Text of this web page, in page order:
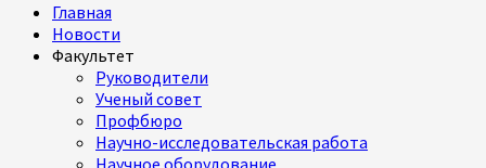
Главная
Новости
Факультет
Руководители
Ученый совет
Профбюро
Научно-исследовательская работа
Научное оборудование